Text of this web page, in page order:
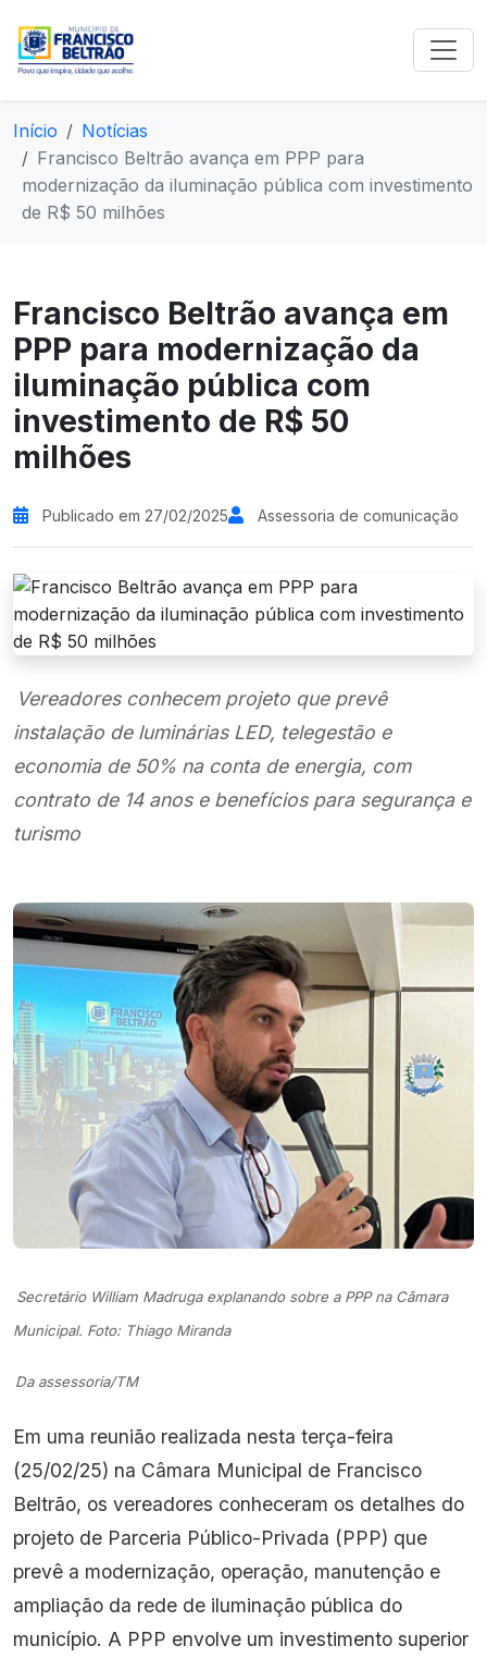
Início
Notícias
Francisco Beltrão avança em PPP para
modernização da iluminação pública com investimento
de R$ 50 milhões
Francisco Beltrão avança em
PPP para modernização da
iluminação pública com
investimento de R$ 50
milhões
Publicado em 27/02/2025 Assessoria de comunicação
Vereadores conhecem projeto que prevê
instalação de luminárias LED, telegestão e
economia de 50% na conta de energia, com
contrato de 14 anos e benefícios para segurança e
turismo
Secretário William Madruga explanando sobre a PPP na Câmara
Municipal. Foto: Thiago Miranda
Da assessoria/TM
Em uma reunião realizada nesta terça-feira
(25/02/25) na Câmara Municipal de Francisco
Beltrão, os vereadores conheceram os detalhes do
projeto de Parceria Público-Privada (PPP) que
prevê a modernização, operação, manutenção e
ampliação da rede de iluminação pública do
município. A PPP envolve um investimento superior